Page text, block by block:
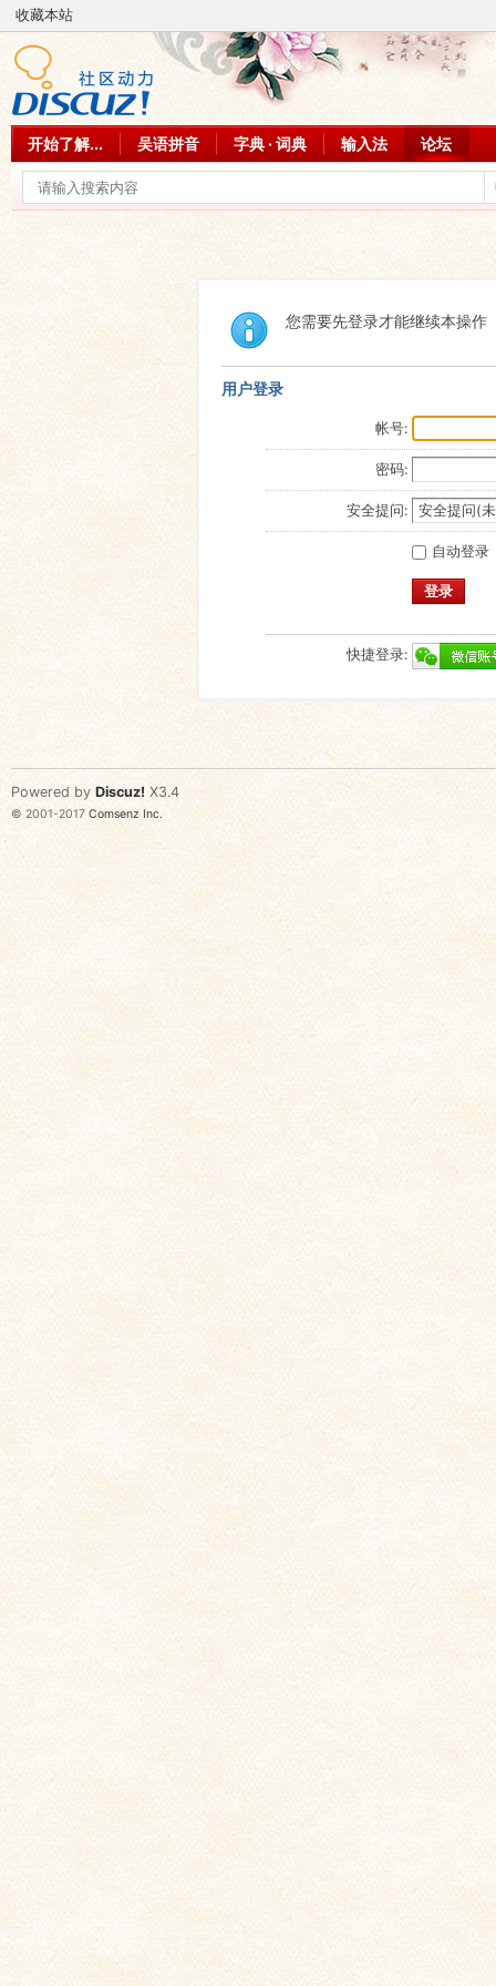
收藏本站
开始了解... 吴语拼音 字典 · 词典 输入法 论坛
您需要先登录才能继续本操作
用户登录
帐号:
密码:
安全提问:
自动登录
登录
快捷登录:
Powered by Discuz! X3.4
© 2001-2017 Comsenz Inc.